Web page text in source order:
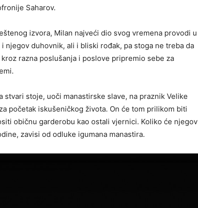
Saharov.
izvora, Milan najveći dio svog vremena provodi u
njegov duhovnik, ali i bliski rođak, pa stoga ne treba da
razna poslušanja i poslove pripremio sebe za
stvari stoje, uoči manastirske slave, na praznik Velike
početak iskušeničkog života. On će tom prilikom biti
običnu garderobu kao ostali vjernici. Koliko će njegov
zavisi od odluke igumana manastira.